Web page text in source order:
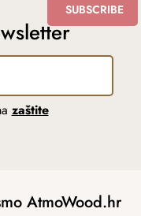
zaštite
SUBSCRIBE
AtmoWood.hr